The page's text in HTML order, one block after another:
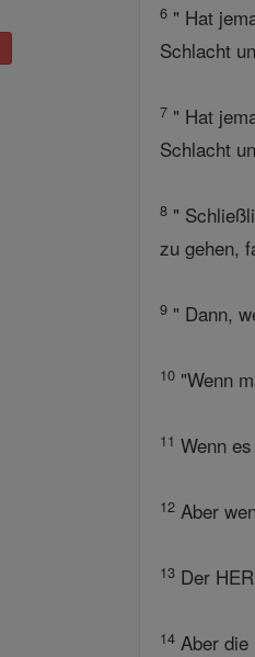
6 " Hat
Schlacht
7 " Hat
Schlacht
8 "
zu gehen,
9 " Dann,
10 "Wenn
11 Wenn
12 Aber
13 Der
14 Aber